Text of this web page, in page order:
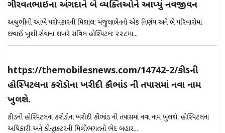
ગીરવતભાઇના અંગદાને બે વ્યક્તિઓને આપ્યું નવજીવન
અશ્રુભીની આંખે પરોપકારની મિશાલ: મંજુલાબેનનો એક નિર્ણય અને બે પરિવારોમાં
છવાઈ ખુશી સેવાના શિખરે સિવિલ હોસ્પિટલ: ૨૨૮મા...
https://themobilesnews.com/14742-2/કીડની
હોસ્પિટલના કરોડોના ખરીદી કૌભાંડ ની તપાસમાં નવા નામ
ખુલશે.
કીડની હોસ્પિટલના કરોડોના ખરીદી કૌભાંડ ની તપાસમાં નવા નામ ખુલશે. હોસ્પિટલના
અધિકારી અને કોન્ટ્રાક્ટરની મિલીભગતનો ભેદ બહાર...